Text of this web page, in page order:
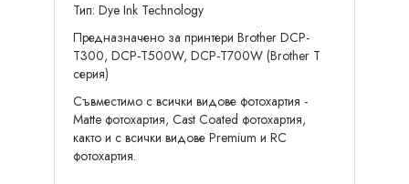
Тип: Dye Ink Technology
Предназначенo за принтери Brother DCP-
T300, DCP-T500W, DCP-T700W (Brother T
серия)
Съвместимо с всички видове фотохартия -
Matte фотохартия, Cast Coated фотохартия,
както и с всички видове Premium и RC
фотохартия.